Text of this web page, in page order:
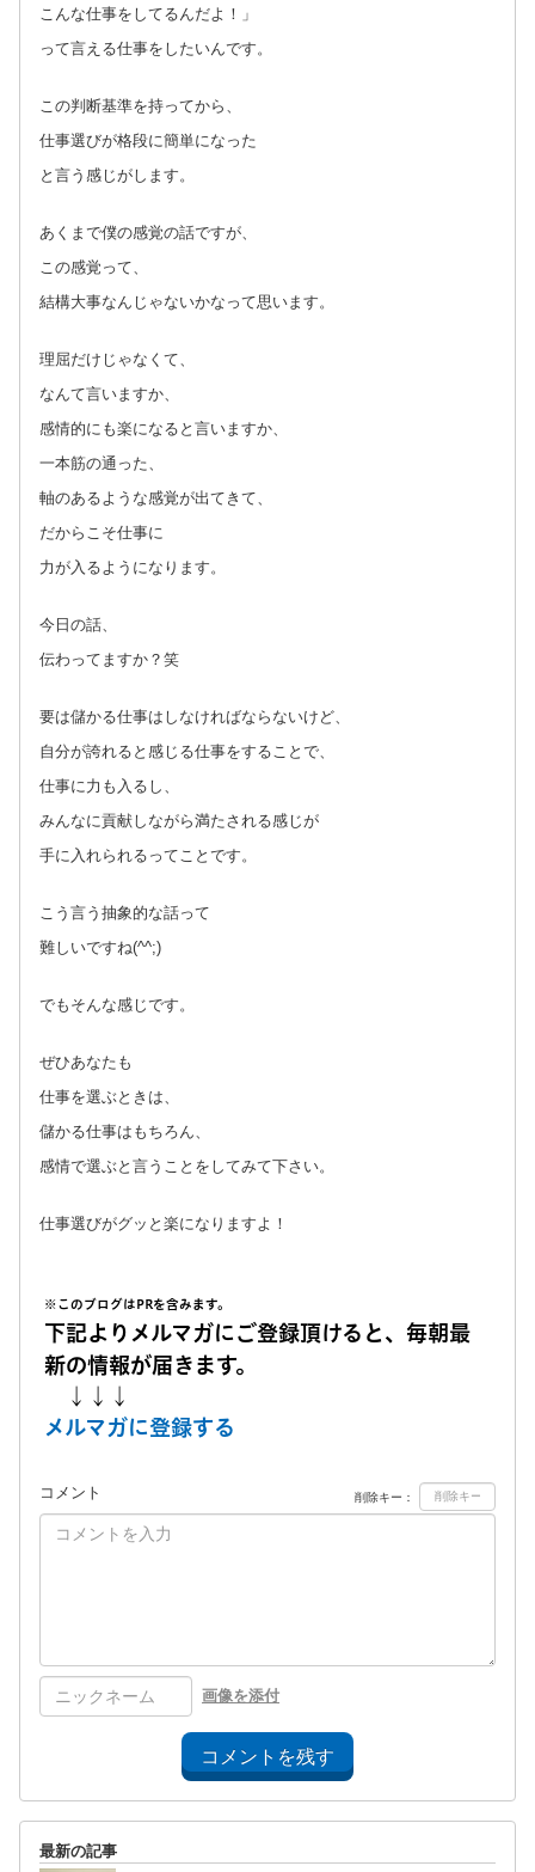
こんな仕事をしてるんだよ！」
って言える仕事をしたいんです。
この判断基準を持ってから、
仕事選びが格段に簡単になった
と言う感じがします。
あくまで僕の感覚の話ですが、
この感覚って、
結構大事なんじゃないかなって思います。
理屈だけじゃなくて、
なんて言いますか、
感情的にも楽になると言いますか、
一本筋の通った、
軸のあるような感覚が出てきて、
だからこそ仕事に
力が入るようになります。
今日の話、
伝わってますか？笑
要は儲かる仕事はしなければならないけど、
自分が誇れると感じる仕事をすることで、
仕事に力も入るし、
みんなに貢献しながら満たされる感じが
手に入れられるってことです。
こう言う抽象的な話って
難しいですね(^^;)
でもそんな感じです。
ぜひあなたも
仕事を選ぶときは、
儲かる仕事はもちろん、
感情で選ぶと言うことをしてみて下さい。
仕事選びがグッと楽になりますよ！
※このブログはPRを含みます。
下記よりメルマガにご登録頂けると、毎朝最
新の情報が届きます。
↓↓↓
メルマガに登録する
コメント 削除キー：
画像を添付
コメントを残す
最新の記事